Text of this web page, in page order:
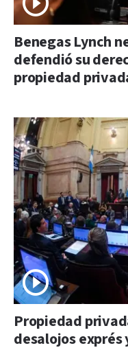
Benegas Lynch
defendió su
propiedad
Propiedad
desalojos